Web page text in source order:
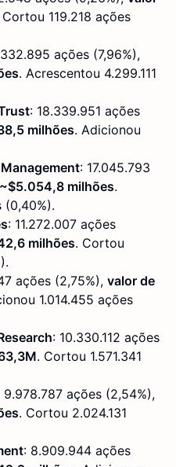
Cortou 119.218 ações
ações (7,96%),
. Acrescentou 4.299.111
: 18.339.951 ações
milhões. Adicionou
: 17.045.793
milhões.
: 11.272.007 ações
milhões. Cortou
ações (2,75%), valor de
1.014.455 ações
: 10.330.112 ações
. Cortou 1.571.341
9.978.787 ações (2,54%),
. Cortou 2.024.131
: 8.909.944 ações